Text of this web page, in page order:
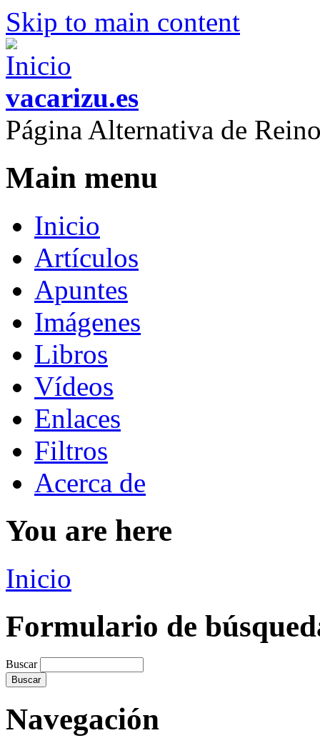
Skip to main content
vacarizu.es
Página Alternativa de
Main menu
Inicio
Artículos
Apuntes
Imágenes
Libros
Vídeos
Enlaces
Filtros
Acerca de
You are here
Inicio
Formulario de
Buscar
Navegación